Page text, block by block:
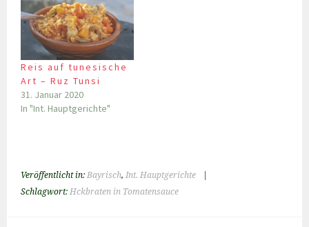
Reis auf tunesische
Art – Ruz Tunsi
31. Januar 2020
In "Int. Hauptgerichte"
Veröffentlicht in:Bayrisch,Int. Hauptgerichte
Schlagwort:Hckbraten in Tomatensauce